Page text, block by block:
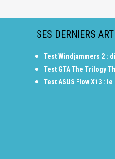
SES DERNIERS
Test Windjammers 2 :
Test GTA The Trilogy
Test ASUS Flow X13 :